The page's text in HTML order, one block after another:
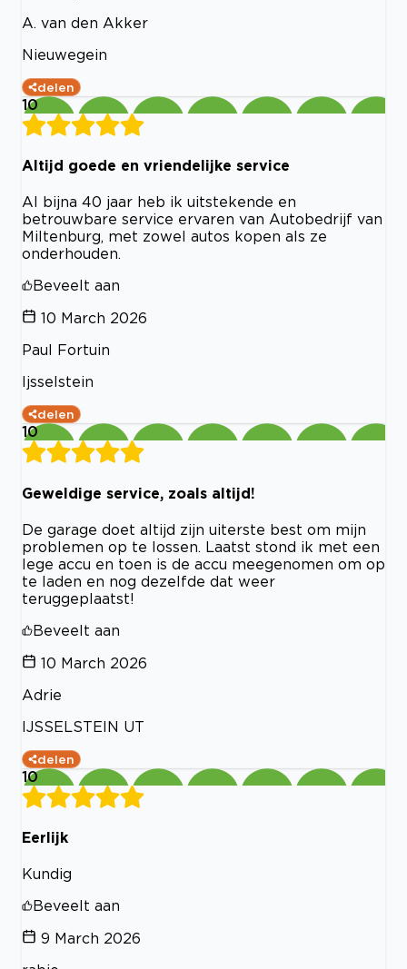
A. van den Akker
Nieuwegein
delen
10
Altijd goede en vriendelijke service
Al bijna 40 jaar heb ik uitstekende en
betrouwbare service ervaren van Autobedrijf van
Miltenburg, met zowel autos kopen als ze
onderhouden.
Beveelt aan
10 March 2026
Paul Fortuin
Ijsselstein
delen
10
Geweldige service, zoals altijd!
De garage doet altijd zijn uiterste best om mijn
problemen op te lossen. Laatst stond ik met een
lege accu en toen is de accu meegenomen om op
te laden en nog dezelfde dat weer
teruggeplaatst!
Beveelt aan
10 March 2026
Adrie
IJSSELSTEIN UT
delen
10
Eerlijk
Kundig
Beveelt aan
9 March 2026